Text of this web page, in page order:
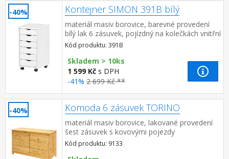
-40% Kontejner SIMON 391B bílý
materiál masiv borovice, barevné provedení
bílý lak 6 zásuvek, pojízdný na kolečkách vnitřní
rozměr zásuvky (š/h/v) 26,7 × 32,5 × 6 cm
Kód produktu: 391B
Skladem > 10ks
1 599 Kč s DPH
-41% 2 699 Kč **
-40% Komoda 6 zásuvek TORINO
materiál masiv borovice, lakované provedení
šest zásuvek s kovovými pojezdy
Kód produktu: 9133